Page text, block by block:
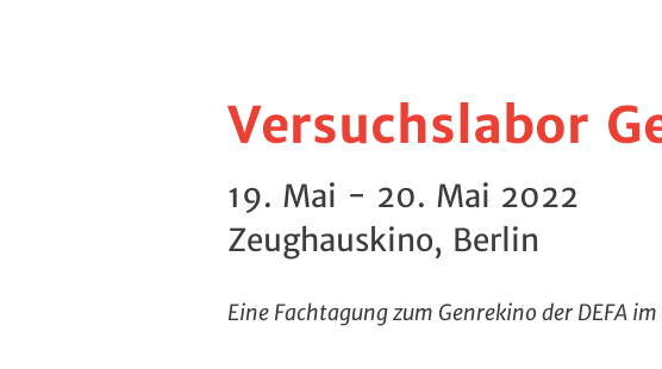
Versuchslabor
19. Mai - 20. Mai 2022
Zeughauskino, Berlin
Eine Fachtagung zum Genrekino der DEFA